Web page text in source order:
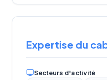
Expertise du
Secteurs d'activité